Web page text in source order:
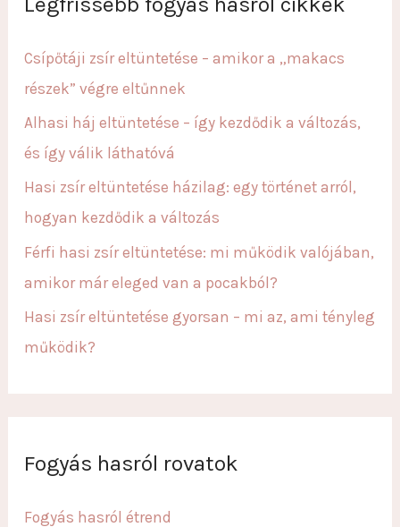
f
o
r
Csípőtáji zsír eltüntetése – amikor a „makacs
részek” végre eltűnnek
Alhasi háj eltüntetése – így kezdődik a változás,
és így válik láthatóvá
Hasi zsír eltüntetése házilag: egy történet arról,
hogyan kezdődik a változás
Férfi hasi zsír eltüntetése: mi működik valójában,
amikor már eleged van a pocakból?
Hasi zsír eltüntetése gyorsan – mi az, ami tényleg
működik?
Fogyás hasról rovatok
Fogyás hasról étrend